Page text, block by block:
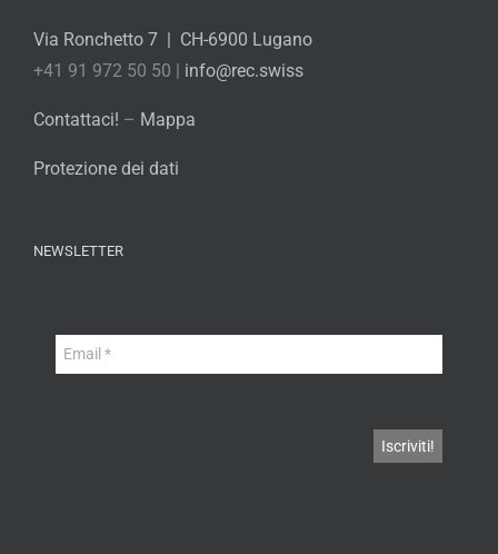
Via Ronchetto 7 | CH-6900 Lugano
+41 91 972 50 50 | info@rec.swiss
Contattaci! – Mappa
Protezione dei dati
NEWSLETTER